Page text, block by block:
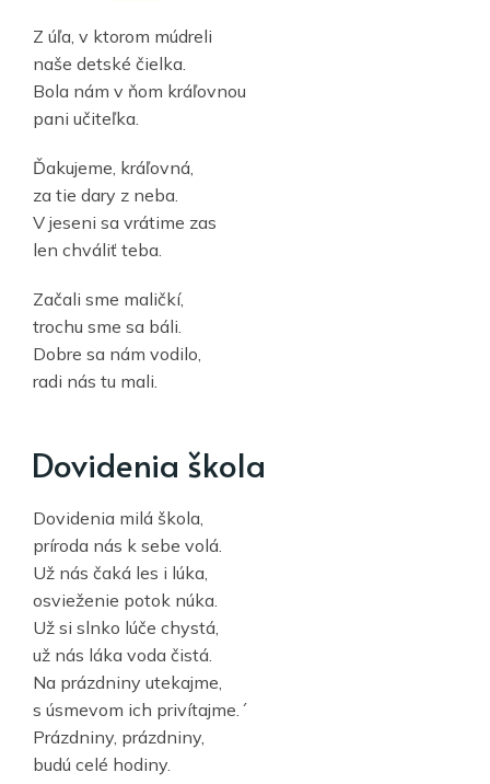
Z úľa, v ktorom múdreli
naše detské čielka.
Bola nám v ňom kráľovnou
pani učiteľka.
Ďakujeme, kráľovná,
za tie dary z neba.
V jeseni sa vrátime zas
len chváliť teba.
Začali sme maličkí,
trochu sme sa báli.
Dobre sa nám vodilo,
radi nás tu mali.
Dovidenia škola
Dovidenia milá škola,
príroda nás k sebe volá.
Už nás čaká les i lúka,
osvieženie potok núka.
Už si slnko lúče chystá,
už nás láka voda čistá.
Na prázdniny utekajme,
s úsmevom ich privítajme.´
Prázdniny, prázdniny,
budú celé hodiny.